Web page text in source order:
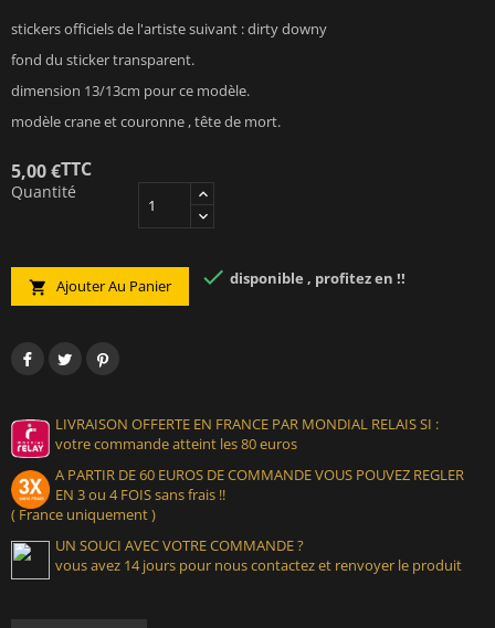
stickers officiels de l'artiste suivant : dirty downy
fond du sticker transparent.
dimension 13/13cm pour ce modèle.
modèle crane et couronne , tête de mort.
5,00 €TTC
Quantité
 Ajouter Au Panier  disponible , profitez en !!
LIVRAISON OFFERTE EN FRANCE PAR MONDIAL RELAIS SI :
votre commande atteint les 80 euros
A PARTIR DE 60 EUROS DE COMMANDE VOUS POUVEZ REGLER
EN 3 ou 4 FOIS sans frais !!
( France uniquement )
UN SOUCI AVEC VOTRE COMMANDE ?
vous avez 14 jours pour nous contactez et renvoyer le produit